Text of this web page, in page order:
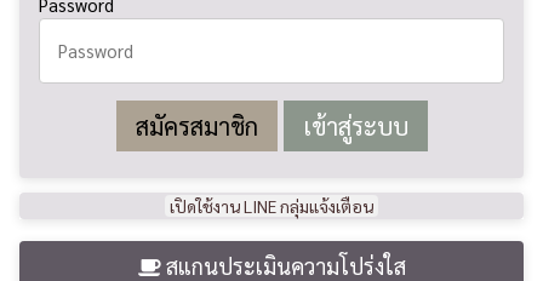
สมัครสมาชิก
เปิดใช้งาน LINE กลุ่มแจ้งเตือน
สแกนประเมินความโปร่งใส